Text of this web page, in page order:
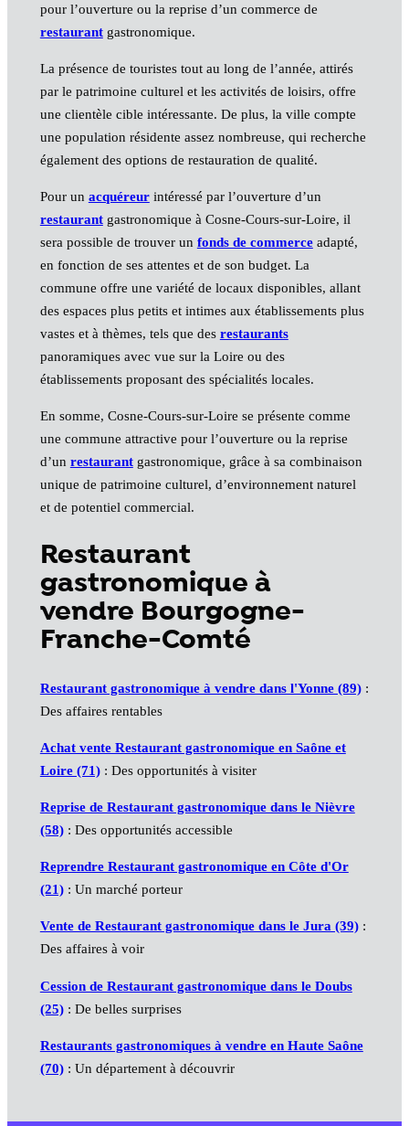
pour l’ouverture ou la reprise d’un commerce de
restaurantgastronomique.
La présence de touristes tout au long de l’année, attirés
par le patrimoine culturel et les activités de loisirs, offre
une clientèle cible intéressante. De plus, la ville compte
une population résidente assez nombreuse, qui recherche
également des options de restauration de qualité.
Pour un acquéreurintéressé par l’ouverture d’un
restaurantgastronomique à Cosne-Cours-sur-Loire, il
sera possible de trouver un fonds de commerceadapté,
en fonction de ses attentes et de son budget. La
commune offre une variété de locaux disponibles, allant
des espaces plus petits et intimes aux établissements plus
vastes et à thèmes, tels que des restaurants
panoramiques avec vue sur la Loire ou des
établissements proposant des spécialités locales.
En somme, Cosne-Cours-sur-Loire se présente comme
une commune attractive pour l’ouverture ou la reprise
d’un restaurantgastronomique, grâce à sa combinaison
unique de patrimoine culturel, d’environnement naturel
et de potentiel commercial.
Restaurant
gastronomique à
vendre Bourgogne-
Franche-Comté
Restaurant gastronomique à vendre dans l'Yonne (89):
Des affaires rentables
Achat vente Restaurant gastronomique en Saône et
Loire (71): Des opportunités à visiter
Reprise de Restaurant gastronomique dans le Nièvre
(58): Des opportunités accessible
Reprendre Restaurant gastronomique en Côte d'Or
(21): Un marché porteur
Vente de Restaurant gastronomique dans le Jura (39):
Des affaires à voir
Cession de Restaurant gastronomique dans le Doubs
(25): De belles surprises
Restaurants gastronomiques à vendre en Haute Saône
(70): Un département à découvrir